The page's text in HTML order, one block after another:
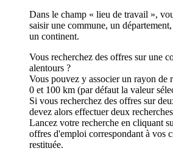
Dans le champ « lieu de travail »,
saisir une commune, un
un continent.
Vous recherchez des offres sur une
alentours ?
Vous pouvez y associer un rayon de
0 et 100 km (par défaut la valeur
Si vous recherchez des offres sur
devez alors effectuer deux
Lancez votre recherche en cliquant
offres d'emploi correspondant à vos
restituée.